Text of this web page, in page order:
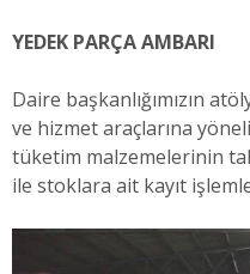
YEDEK PARÇA AMBARI
Daire başkanlığımızın
ve hizmet araçlarına
tüketim malzemelerinin
ile stoklara ait kayıt